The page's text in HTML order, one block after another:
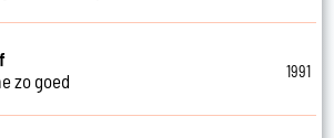
zo goed
1991